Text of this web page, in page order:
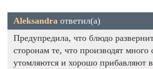
Aleksandra ответил(а)
Предупредила, что блюдо
сторонам те, что производят
утомляются и хорошо прибавляют